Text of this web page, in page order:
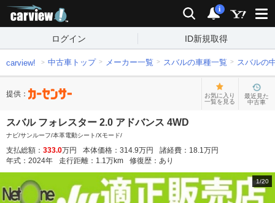
検索 通知
i
ログイン ID新規取得
carview! 中古車トップ メーカー一覧 スバルの車種一覧 スバルの
提供：
お気に入り
一覧を見る
最近見た
中古車
スバル フォレスター 2.0 アドバンス 4WD
ナビ/サンルーフ/本革電動シート/Xモード/
支払総額： 333.0万円 本体価格： 314.9万円 諸経費： 18.1万円
年式： 2024年 走行距離： 1.1万km 修復歴： あり
1/20